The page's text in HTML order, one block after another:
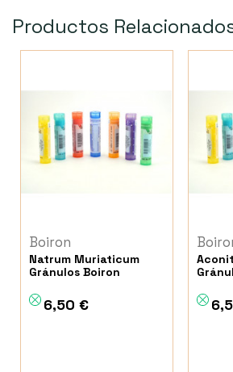
Productos
Boiron
Natrum Muriaticum
Gránulos Boiron
6,50 €